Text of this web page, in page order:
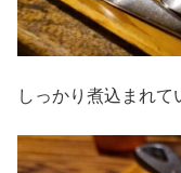
しっかり煮込まれて